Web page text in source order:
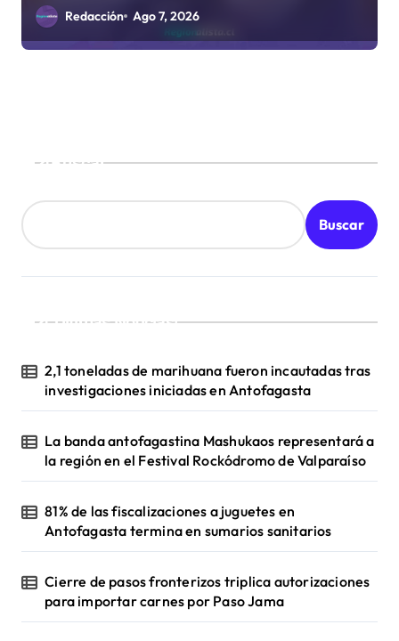
sanitarios
Redacción Ago 7, 2026
Buscar
Buscar
¡Ultimas Noticias!
2,1 toneladas de marihuana fueron incautadas tras
investigaciones iniciadas en Antofagasta
La banda antofagastina Mashukaos representará a
la región en el Festival Rockódromo de Valparaíso
81% de las fiscalizaciones a juguetes en
Antofagasta termina en sumarios sanitarios
Cierre de pasos fronterizos triplica autorizaciones
para importar carnes por Paso Jama